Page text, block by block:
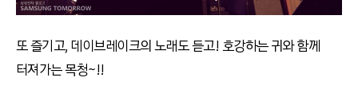
또 즐기고, 데이브레이크의 노래도 듣고! 호강하는 귀와 함께
터져가는 목청~!!